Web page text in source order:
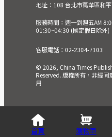
地址：108 台北市萬華區和
服務時間：週一到週五AM
01:30~04:30 (國定假日除外)
客服電話：02-2304-7103
© 2026, China Times
Reserved. 版權所有，非經
用
首頁 購物車